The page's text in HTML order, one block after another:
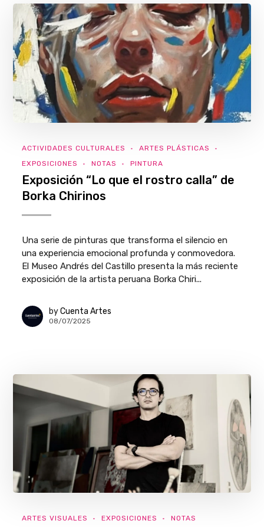
ACTIVIDADES CULTURALES
ARTES PLÁSTICAS
EXPOSICIONES
NOTAS PINTURA
Exposición “Lo que el rostro calla” de
Borka Chirinos
Una serie de pinturas que transforma el silencio en
una experiencia emocional profunda y conmovedora.
El Museo Andrés del Castillo presenta la más reciente
exposición de la artista peruana Borka Chiri...
by Cuenta Artes
08/07/2025
ARTES VISUALES EXPOSICIONES NOTAS